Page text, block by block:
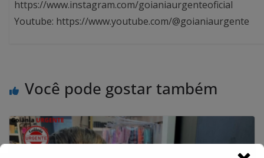
https://www.instagram.com/goianiaurgenteoficial
Youtube: https://www.youtube.com/@goianiaurgente
Você pode gostar também